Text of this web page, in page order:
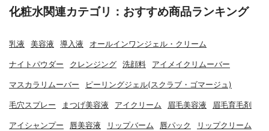
化粧水関連カテゴリ：おすすめ商品ランキング
乳液 美容液 導入液 オールインワンジェル・クリーム
ナイトパウダー クレンジング 洗顔料 アイメイクリムーバー
マスカラリムーバー ピーリングジェル(スクラブ・ゴマージュ)
毛穴スプレー まつげ美容液 アイクリーム 眉毛美容液 眉毛育毛剤
アイシャンプー 唇美容液 リップバーム 唇パック リップクリーム